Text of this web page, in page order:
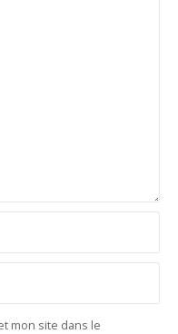
mon site dans le